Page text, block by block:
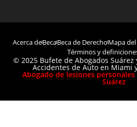
Acerca deBecaBeca de DerechoMapa
Términos y
© 2025 Bufete de Abogados
Accidentes de Auto en Miami
Abogado de lesiones personales
Suárez